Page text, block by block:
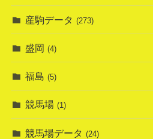
産駒データ (273)
盛岡 (4)
福島 (5)
競馬場 (1)
競馬場データ (24)